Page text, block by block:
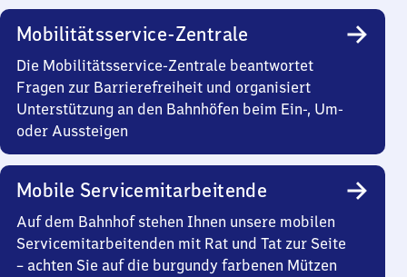
Mobilitätsservice-Zentrale
Die Mobilitätsservice-Zentrale beantwortet
Fragen zur Barrierefreiheit und organisiert
Unterstützung an den Bahnhöfen beim Ein-, Um-
oder Aussteigen
Mobile Servicemitarbeitende
Auf dem Bahnhof stehen Ihnen unsere mobilen
Servicemitarbeitenden mit Rat und Tat zur Seite
– achten Sie auf die burgundy farbenen Mützen